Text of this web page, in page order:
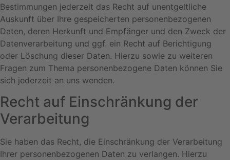
Bestimmungen jederzeit das Recht auf unentgeltliche
Auskunft über Ihre gespeicherten personenbezogenen
Daten, deren Herkunft und Empfänger und den Zweck der
Datenverarbeitung und ggf. ein Recht auf Berichtigung
oder Löschung dieser Daten. Hierzu sowie zu weiteren
Fragen zum Thema personenbezogene Daten können Sie
sich jederzeit an uns wenden.
Recht auf Einschränkung der
Verarbeitung
Sie haben das Recht, die Einschränkung der Verarbeitung
Ihrer personenbezogenen Daten zu verlangen. Hierzu